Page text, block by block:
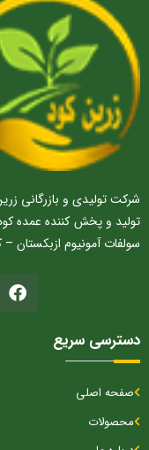
شرکت تولیدی و بازرگانی
تولید و پخش کننده عمده
سولفات آمونیوم ازبکستان
دسترسی سریع
صفحه اصلی
محصولات